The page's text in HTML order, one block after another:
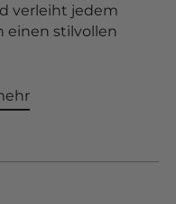
verleiht jedem
einen stilvollen